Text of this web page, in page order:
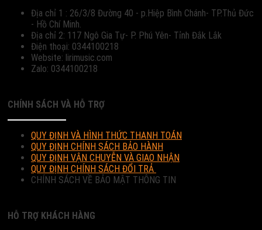
Địa chỉ 1 : 26/3/8 Đường 40 - p.Hiệp Bình Chánh- TP.Thủ Đức
- Hồ Chí Minh.
Địa chỉ 2: 117 Ngô Gia Tự- P. Phú Yên- Tỉnh Đắk Lắk
Điện thoại: 0344100218
Website: lirimusic.com
Zalo: 0344100218
CHÍNH SÁCH VÀ HỖ TRỢ
QUY ĐỊNH VÀ HÌNH THỨC THANH TOÁN
QUY ĐỊNH CHÍNH SÁCH BẢO HÀNH
QUY ĐỊNH VẬN CHUYỄN VÀ GIAO NHẬN
QUY ĐỊNH CHÍNH SÁCH ĐỔI TRẢ
CHÍNH SÁCH VỀ BẢO MẬT THÔNG TIN
HỖ TRỢ KHÁCH HÀNG